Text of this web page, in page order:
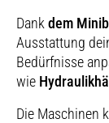
Dank dem
Ausstattung
Bedürfnisse
wie
Die Maschinen